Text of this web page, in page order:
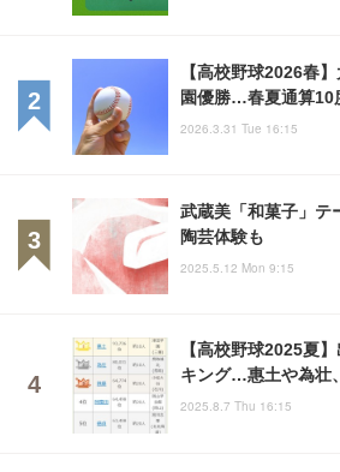
【高校野球2026春
園優勝…春夏通算10
2026.3.31 Tue 16:15
武蔵美「和菓子」
陶芸体験も
2025.5.12 Mon 9:15
【高校野球2025夏
キング…惠土や為壮
2025.8.7 Thu 16:15